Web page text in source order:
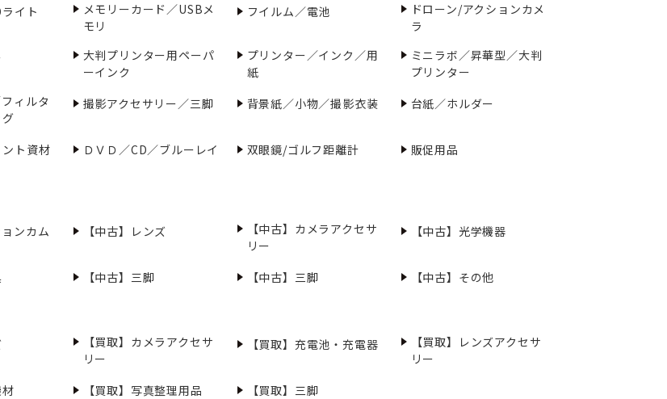
イト
メモリーカード／USBメ
モリ
フイルム／電池
ドローン/アクションカメ
ラ
大判プリンター用ペーパ
ーインク
プリンター／インク／用
紙
ミニラボ／昇華型／大判
プリンター
ィルタ
撮影アクセサリー／三脚 背景紙／小物／撮影衣装 台紙／ホルダー
ト資材 ＤＶＤ／CD／ブルーレイ 双眼鏡/ゴルフ距離計 販促用品
ョンカム 【中古】レンズ
【中古】カメラアクセサ
リー
【中古】光学機器
【中古】三脚 【中古】三脚 【中古】その他
【買取】カメラアクセサ
リー
【買取】充電池・充電器
【買取】レンズアクセサ
リー
材 【買取】写真整理用品 【買取】三脚